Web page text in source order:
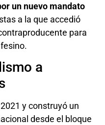
un nuevo mandato
a la que accedió
para
a
y construyó un
desde el bloque